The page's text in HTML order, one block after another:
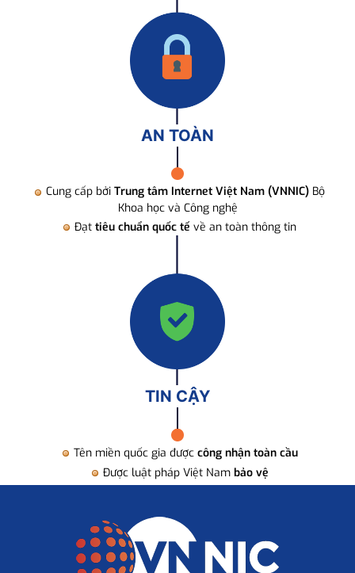
AN TOÀN
Cung cấp bởi Trung tâm Internet Việt Nam (VNNIC) Bộ
Khoa học và Công nghệ
Đạt tiêu chuẩn quốc tế về an toàn thông tin
TIN CẬY
Tên miền quốc gia được công nhận toàn cầu
Được luật pháp Việt Nam bảo vệ